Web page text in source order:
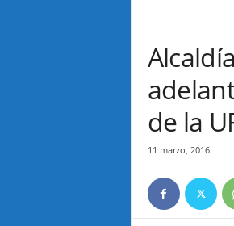
de la
11 marzo, 2016